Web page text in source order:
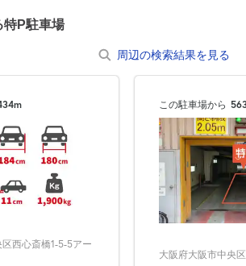
特P駐車場
周辺の検索結果を見る
西心斎橋1-5-5アー
この駐車場から
大阪府大阪市中央